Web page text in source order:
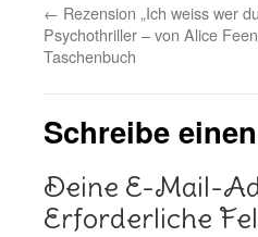
← Rezension „Ich weiss wer
Psychothriller – von Alice
Taschenbuch
Schreibe
Deine E-Mail-
Erforderliche